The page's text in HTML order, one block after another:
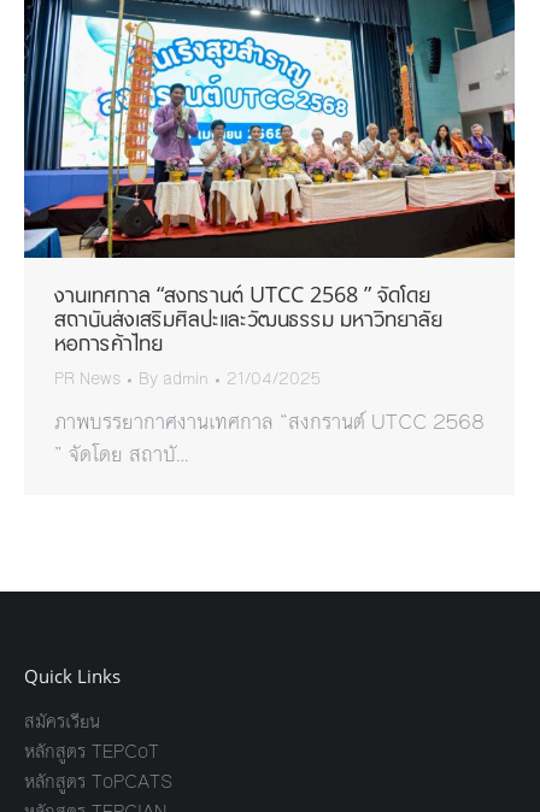
งานเทศกาล “สงกรานต์ UTCC 2568 ” จัดโดย
สถาบันส่งเสริมศิลปะและวัฒนธรรม มหาวิทยาลัย
หอการค้าไทย
PR News By admin 21/04/2025
ภาพบรรยากาศงานเทศกาล “สงกรานต์ UTCC 2568
” จัดโดย สถาบั…
Quick Links
สมัครเรียน
หลักสูตร TEPCoT
หลักสูตร ToPCATS